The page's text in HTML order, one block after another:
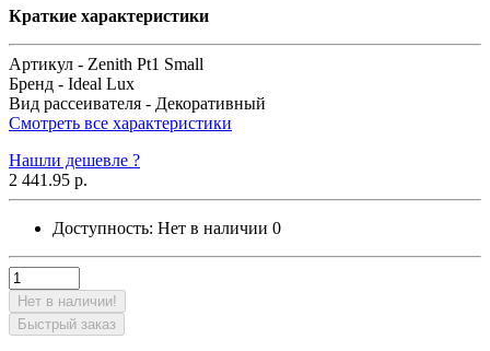
Краткие характеристики
Артикул - Zenith Pt1 Small
Бренд - Ideal Lux
Вид рассеивателя - Декоративный
Смотреть все характеристики
Нашли дешевле ?
2 441.95 р.
Доступность: Нет в наличии 0
Нет в наличии!
Быстрый заказ